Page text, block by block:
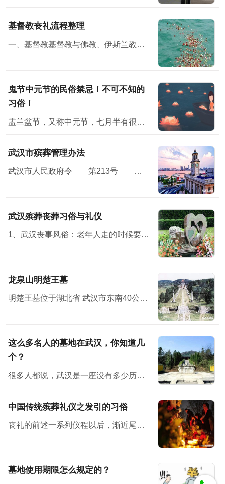
基督教丧礼流程整理
一、基督教基督教与佛教、伊斯兰教并称三大宗教，无论从规模，还是从影响方面，基督教都堪称世界第一大宗教。
鬼节中元节的民俗禁忌！不可不知的
习俗！
盂兰盆节，又称中元节，七月半有很多民俗禁忌；民间在中元节这天会举办祭祀活动怀念亲人，并对未来寄予美好的祝愿。节日习俗主要有祭祖、放河灯、祀亡魂、焚纸锭等七月半”原本...
武汉市殡葬管理办法
武汉市人民政府令 第213号 《武汉市殡葬管理办法》已经2010年11月15日市人民政府第119次常务会议通过，现予公布，自2011年1月7日起施行。<...
武汉殡葬丧葬习俗与礼仪
1、武汉丧事风俗：老年人走的时候要有子女在旁，才方便说下最后遗嘱之类的话。 2、布置灵堂，灵堂设在堂屋中，灵堂前壁上布置个“奠”字，“奠”字下面是供桌，供桌上面放鱼、肉、馒头水...
龙泉山明楚王墓
明楚王墓位于湖北省 武汉市东南40公里处
这么多名人的墓地在武汉，你知道几
个？
很多人都说，武汉是一座没有多少历史感的城市。但其实不然，它有它的韵味。也许，你在武汉没有见过多少历史古迹、文物等，但其实它就隐藏在你身边，只是你没有发现而已。不说别的，位于武汉的古墓地就有多座...
中国传统殡葬礼仪之发引的习俗
丧礼的前述一系列仪程以后，渐近尾声即发引、下葬了。按古礼来看，三月而葬，时间太长，尸体不易保存，生者也不胜其劳。因而，古时候就有所谓“渴葬”、“血葬”即七天之内不卜而葬。后世的停...
墓地使用期限怎么规定的？